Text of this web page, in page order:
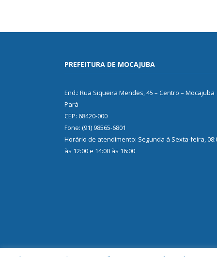
PREFEITURA DE MOCAJUBA
End.: Rua Siqueira Mendes, 45 – Centro – Mocajuba
Pará
CEP: 68420-000
Fone: (91) 98565-6801
Horário de atendimento: Segunda à Sexta-feira,
às 12:00 e 14:00 às 16:00